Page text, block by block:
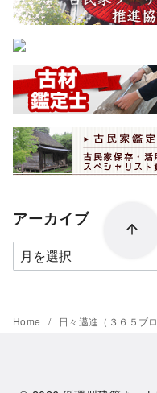
アーカイブ
ア
ー
イ
Home 日々邁進（３６５ブ